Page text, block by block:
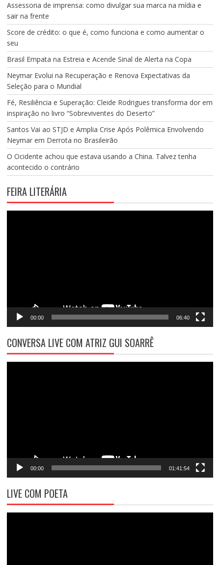
Assessoria de imprensa: como divulgar sua marca na mídia e
sair na frente
Score de crédito: o que é, como funciona e como aumentar o
seu
Brasil Empata na Estreia e Acende Sinal de Alerta na Copa
Neymar Evolui na Recuperação e Renova Expectativas da
Seleção para o Mundial
Fé, Resiliência e Superação: Cleide Rodrigues transforma dor em
inspiração no livro “Sobreviventes do Deserto”
Santos Vai ao STJD e Amplia Crise Após Polêmica Envolvendo
Neymar em Derrota no Brasileirão
O Ocidente achou que estava usando a China. Talvez tenha
acontecido o contrário
FEIRA LITERÁRIA
00:00 06:40
CONVERSA LIVE COM ATRIZ GUI SOARRÊ
00:00 01:41:54
LIVE COM POETA